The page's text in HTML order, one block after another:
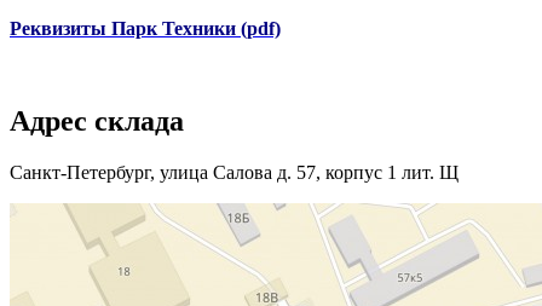
Реквизиты Парк Техники (pdf)
Адрес склада
Санкт-Петербург, улица Салова д. 57, корпус 1 лит. Щ